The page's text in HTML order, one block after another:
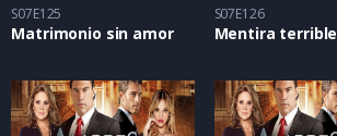
S07E125
Matrimonio sin amor
S07E126
Mentira terrible